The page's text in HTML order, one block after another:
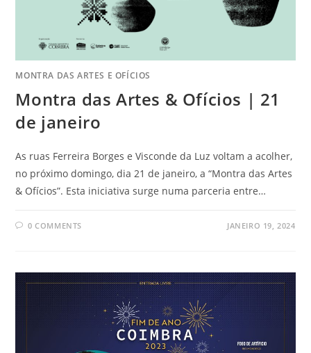
MONTRA DAS ARTES E OFÍCIOS
Montra das Artes & Ofícios | 21
de janeiro
As ruas Ferreira Borges e Visconde da Luz voltam a acolher,
no próximo domingo, dia 21 de janeiro, a “Montra das Artes
& Ofícios”. Esta iniciativa surge numa parceria entre…
0 COMMENTS JANEIRO 19, 2024